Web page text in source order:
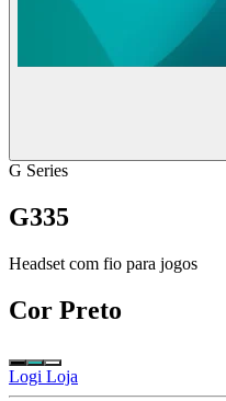
G Series
G335
Headset com fio para jogos
Cor Preto
Logi Loja